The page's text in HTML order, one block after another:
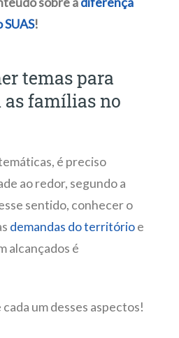
!
temas para
famílias no
é preciso
ao redor, segundo a
sentido, conhecer o
demandas do territórioe
alcançados é
um desses aspectos!